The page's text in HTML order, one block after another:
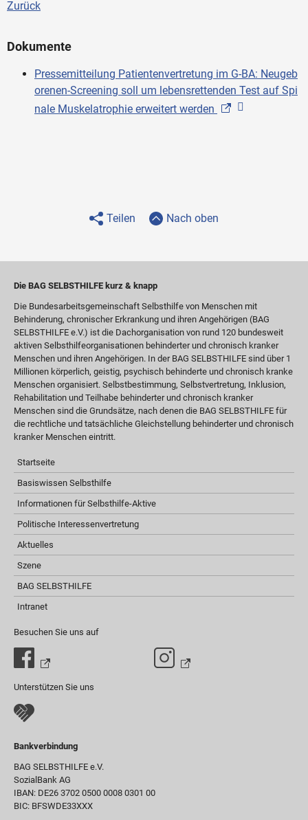
Zurück
Dokumente
Pressemitteilung Patientenvertretung im G-BA: Neugeb
orenen-Screening soll um lebensrettenden Test auf Spi
nale Muskelatrophie erweitert werden
Teilen Nach oben
Die BAG SELBSTHILFE kurz & knapp
Die Bundesarbeitsgemeinschaft Selbsthilfe von Menschen mit
Behinderung, chronischer Erkrankung und ihren Angehörigen (BAG
SELBSTHILFE e.V.) ist die Dachorganisation von rund 120 bundesweit
aktiven Selbsthilfeorganisationen behinderter und chronisch kranker
Menschen und ihren Angehörigen. In der BAG SELBSTHILFE sind über 1
Millionen körperlich, geistig, psychisch behinderte und chronisch kranke
Menschen organisiert. Selbstbestimmung, Selbstvertretung, Inklusion,
Rehabilitation und Teilhabe behinderter und chronisch kranker
Menschen sind die Grundsätze, nach denen die BAG SELBSTHILFE für
die rechtliche und tatsächliche Gleichstellung behinderter und chronisch
kranker Menschen eintritt.
Startseite
Basiswissen Selbsthilfe
Informationen für Selbsthilfe-Aktive
Politische Interessenvertretung
Aktuelles
Szene
BAG SELBSTHILFE
Intranet
Besuchen Sie uns auf
Unterstützen Sie uns
Bankverbindung
BAG SELBSTHILFE e.V.
SozialBank AG
IBAN: DE26 3702 0500 0008 0301 00
BIC: BFSWDE33XXX